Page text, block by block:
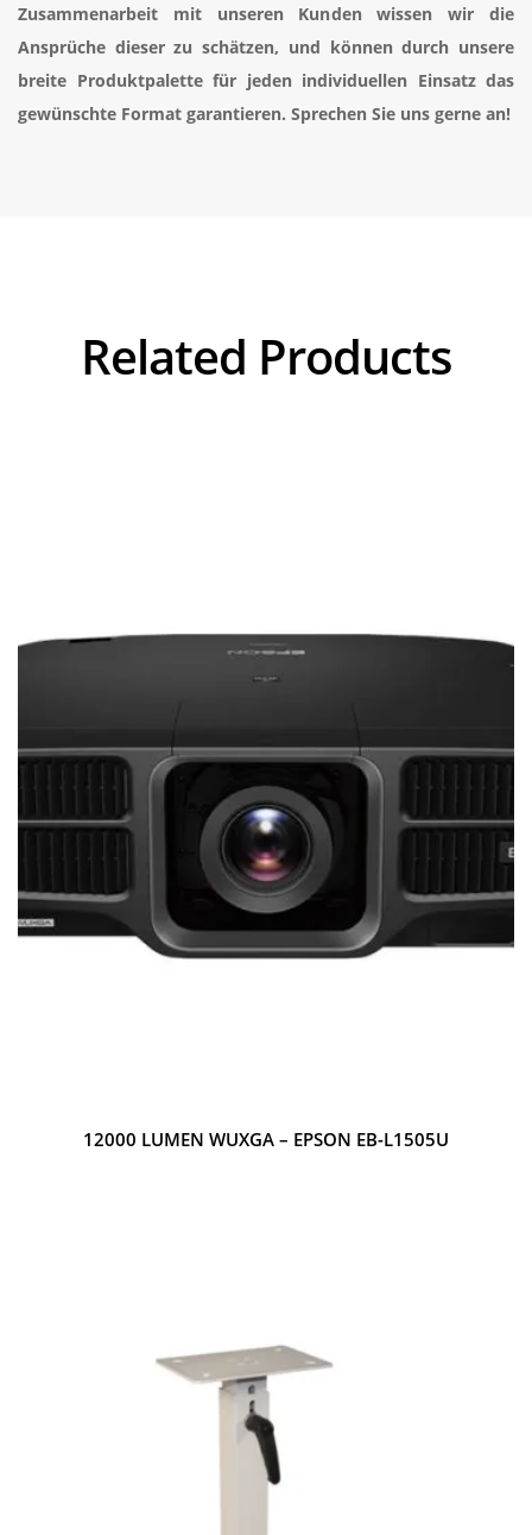
Zusammenarbeit mit unseren Kunden wissen wir die
Ansprüche dieser zu schätzen, und können durch unsere
breite Produktpalette für jeden individuellen Einsatz das
gewünschte Format garantieren. Sprechen Sie uns gerne an!
Related Products
12000 LUMEN WUXGA – EPSON EB-L1505U